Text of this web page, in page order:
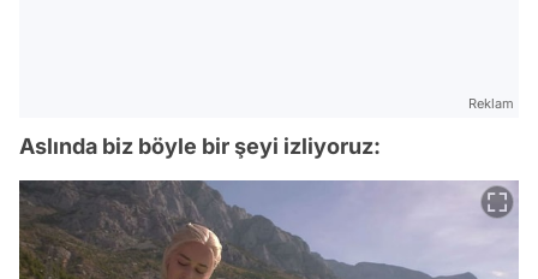
Reklam
Aslında biz böyle bir şeyi izliyoruz: